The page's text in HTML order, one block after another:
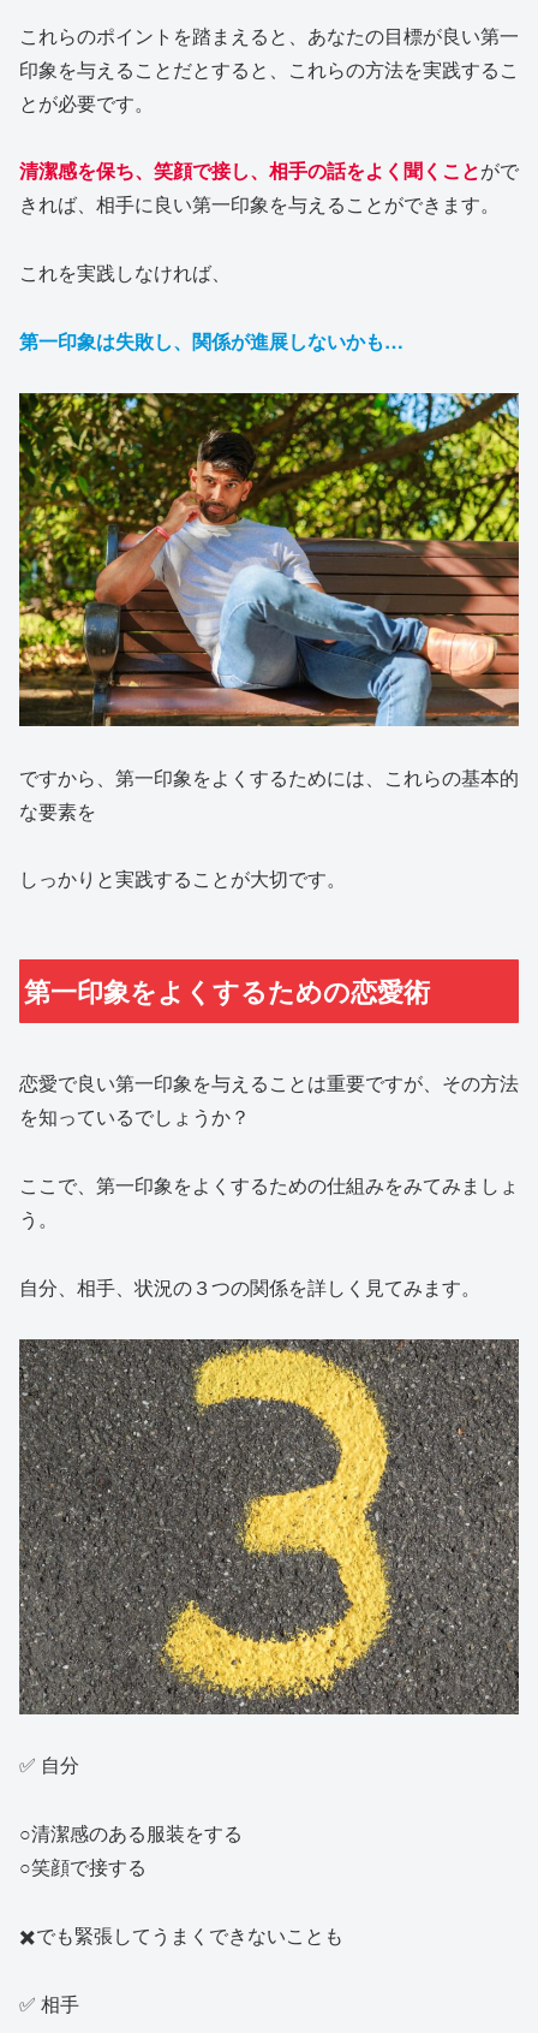
これらのポイントを踏まえると、あなたの目標が良い第一
印象を与えることだとすると、これらの方法を実践するこ
とが必要です。
清潔感を保ち、笑顔で接し、相手の話をよく聞くことがで
きれば、相手に良い第一印象を与えることができます。
これを実践しなければ、
第一印象は失敗し、関係が進展しないかも…
ですから、第一印象をよくするためには、これらの基本的
な要素を
しっかりと実践することが大切です。
第一印象をよくするための恋愛術
恋愛で良い第一印象を与えることは重要ですが、その方法
を知っているでしょうか？
ここで、第一印象をよくするための仕組みをみてみましょ
う。
自分、相手、状況の３つの関係を詳しく見てみます。
✅ 自分
○清潔感のある服装をする
○笑顔で接する
✖️でも緊張してうまくできないことも
✅ 相手